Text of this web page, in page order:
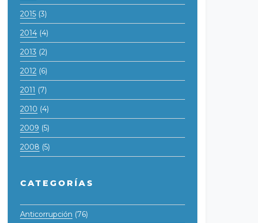
2015(3)
2014(4)
2013 (2)
2012(6)
2011 (7)
2010 (4)
2009 (5)
2008 (5)
CATEGORÍAS
Anticorrupción (76)